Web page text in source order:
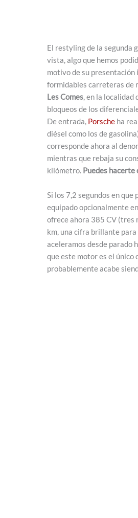
El restyling de la segunda
vista, algo que hemos
motivo de su presentación
formidables carreteras de
Les Comes, en la localidad
bloqueos de los
De entrada, Porsche ha
diésel como los de
corresponde ahora al
mientras que rebaja su
kilómetro. Puedes hacerte
Si los 7,2 segundos en
equipado opcionalmente
ofrece ahora 385 CV (tres
km, una cifra brillante
aceleramos desde parado
que este motor es el único
probablemente acabe